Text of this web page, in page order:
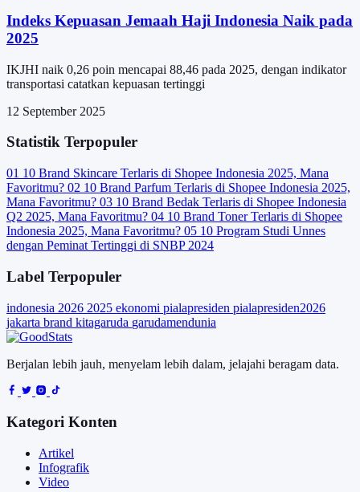
Indeks Kepuasan Jemaah Haji Indonesia Naik pada
2025
IKJHI naik 0,26 poin mencapai 88,46 pada 2025, dengan indikator
transportasi catatkan kepuasan tertinggi
12 September 2025
Statistik Terpopuler
01 10 Brand Skincare Terlaris di Shopee Indonesia 2025, Mana
Favoritmu? 02 10 Brand Parfum Terlaris di Shopee Indonesia 2025,
Mana Favoritmu? 03 10 Brand Bedak Terlaris di Shopee Indonesia
Q2 2025, Mana Favoritmu? 04 10 Brand Toner Terlaris di Shopee
Indonesia 2025, Mana Favoritmu? 05 10 Program Studi Unnes
dengan Peminat Tertinggi di SNBP 2024
Label Terpopuler
indonesia 2026 2025 ekonomi pialapresiden pialapresiden2026
jakarta brand kitagaruda garudamendunia
Berjalan lebih jauh, menyelam lebih dalam, jelajahi beragam data.
Kategori Konten
Artikel
Infografik
Video